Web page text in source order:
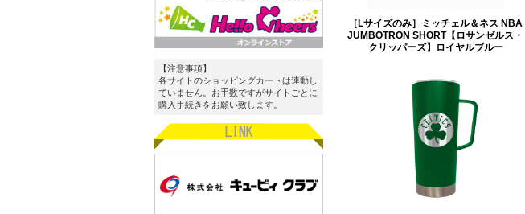
【注意事項】
各サイトのショッピングカートは連動し
ていません。お手数ですがサイトごとに
購入手続きをお願い致します。
［Lサイズのみ］ミッチェル＆ネス NBA
JUMBOTRON SHORT【ロサンゼルス・
クリッパーズ】ロイヤルブルー